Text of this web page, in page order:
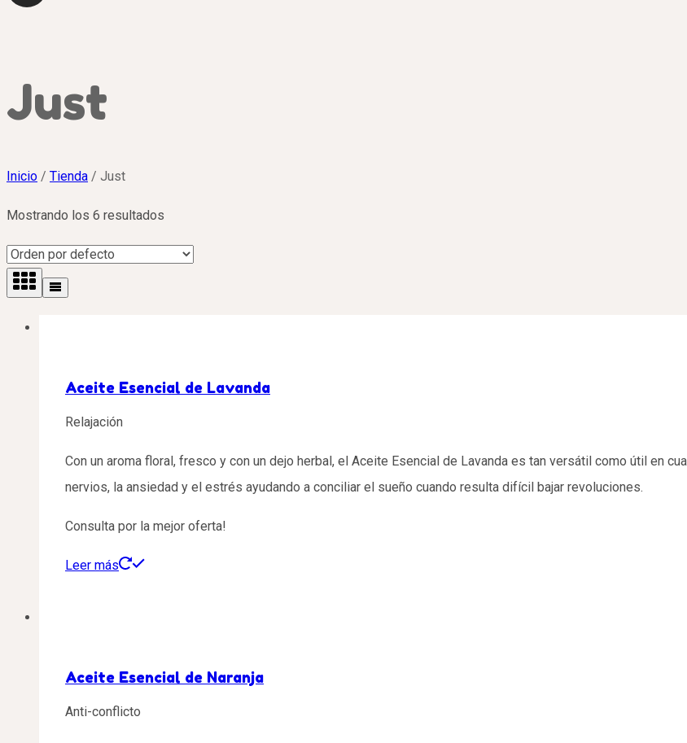
Just
Inicio / Tienda / Just
Mostrando los 6 resultados
Aceite Esencial de Lavanda
Relajación
Con un aroma floral, fresco y con un dejo herbal, el Aceite Esencial de Lavanda es tan versátil como útil en
nervios, la ansiedad y el estrés ayudando a conciliar el sueño cuando resulta difícil bajar revoluciones.
Consulta por la mejor oferta!
Leer más
Aceite Esencial de Naranja
Anti-conflicto